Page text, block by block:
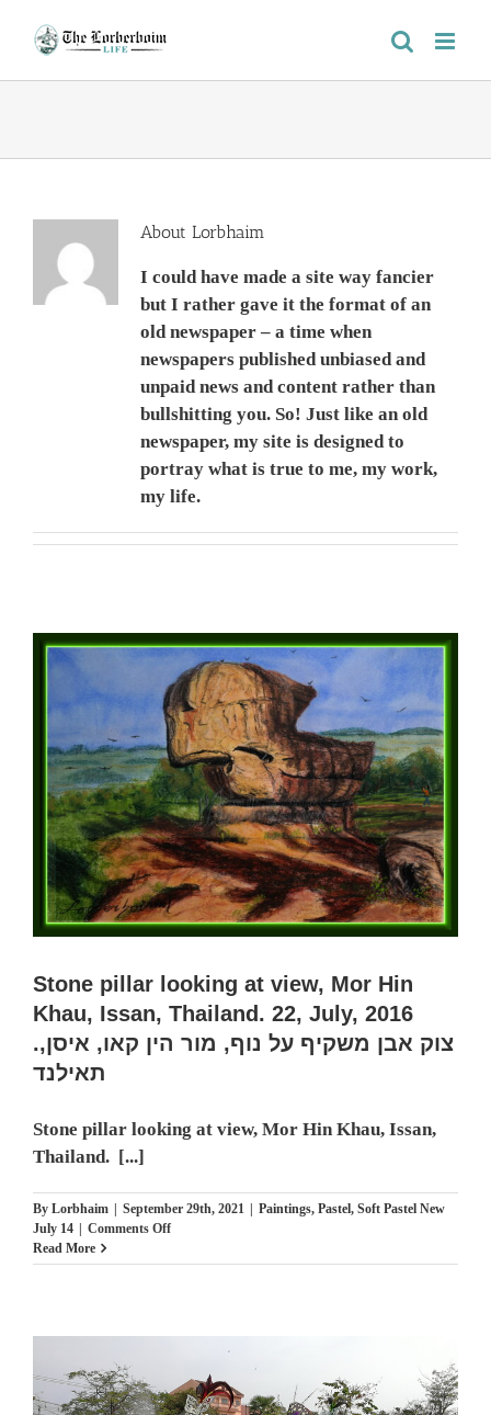
About Lorbhaim
I could have made a site way fancier
but I rather gave it the format of an
old newspaper – a time when
newspapers published unbiased and
unpaid news and content rather than
bullshitting you. So! Just like an old
newspaper, my site is designed to
portray what is true to me, my work,
my life.
Stone pillar looking at view, Mor Hin
Khau, Issan, Thailand. 22, July, 2016
.צוק אבן משקיף על נוף, מור הין קאו, איסן,
תאילנד
Stone pillar looking at view, Mor Hin Khau, Issan,
Thailand. [...]
By Lorbhaim | September 29th, 2021 | Paintings, Pastel, Soft Pastel New
July 14 | Comments Offon
pillar
Khau,
Issan,
Read More